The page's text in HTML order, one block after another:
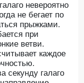
невероятно
не бегает по
прыжками.
при
ветви.
каждое
секунду галаго